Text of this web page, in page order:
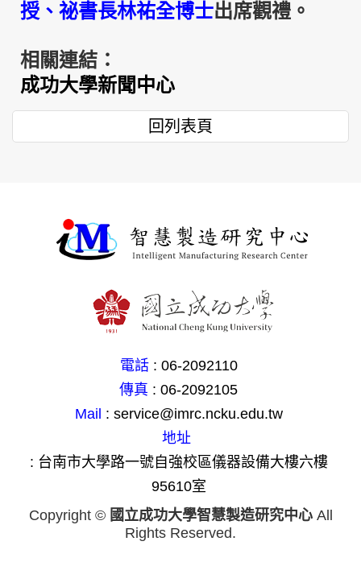
授、祕書長林祐全博士出席觀禮。
相關連結：
成功大學新聞中心
回列表頁
電話 : 06-2092110
傳真 : 06-2092105
Mail : service@imrc.ncku.edu.tw
地址
: 台南市大學路一號自強校區儀器設備大樓六樓
95610室
Copyright © 國立成功大學智慧製造研究中心All
Rights Reserved.